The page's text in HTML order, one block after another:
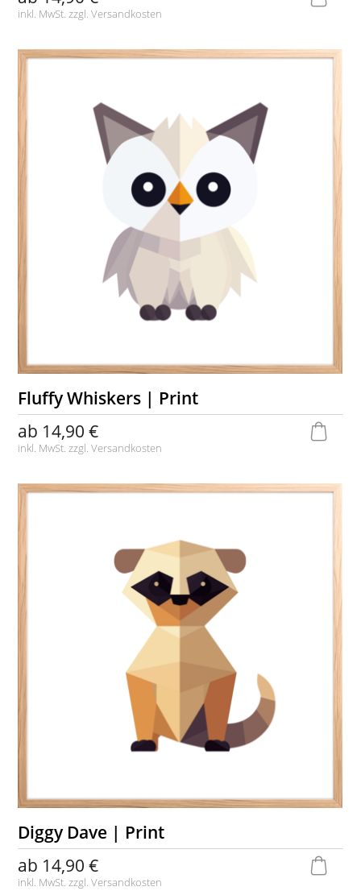
inkl. MwSt. zzgl.Versandkosten
Fluffy Whiskers | Print
ab 14,90 €
inkl. MwSt. zzgl.Versandkosten
Diggy Dave | Print
ab 14,90 €
inkl. MwSt. zzgl.Versandkosten